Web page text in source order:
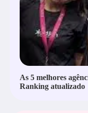
As 5 melhores
Ranking atualizado